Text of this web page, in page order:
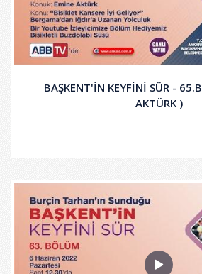
BAŞKENT'İN KEYFİNİ SÜR -
AKTÜRK )